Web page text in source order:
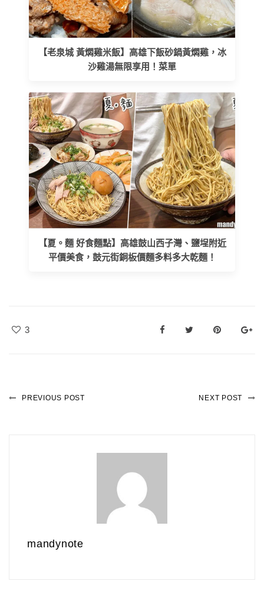
【老泉城 黃燜雞米飯】高雄下飯砂鍋黃燜雞，冰
沙雞湯無限享用！菜單
【夏。麵 好食麵點】高雄鼓山西子灣、鹽埕附近
平價美食，鼓元街銅板價麵多料多大乾麵！
3
PREVIOUS POST NEXT POST
mandynote